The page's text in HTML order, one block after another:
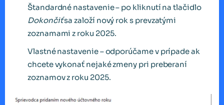
Štandardné nastavenie – po kliknutí na tlačidlo
Dokončiťsa založí nový rok s prevzatými
zoznamami z roku 2025.
Vlastné nastavenie – odporúčame v prípade ak
chcete vykonať nejaké zmeny pri preberaní
zoznamov z roku 2025.